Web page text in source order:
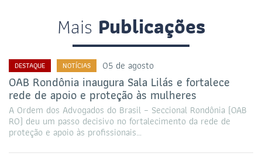
Mais Publicações
DESTAQUE NOTÍCIAS 05 de agosto
OAB Rondônia inaugura Sala Lilás e fortalece
rede de apoio e proteção às mulheres
A Ordem dos Advogados do Brasil – Seccional Rondônia (OAB
RO) deu um passo decisivo no fortalecimento da rede de
proteção e apoio às profissionais…